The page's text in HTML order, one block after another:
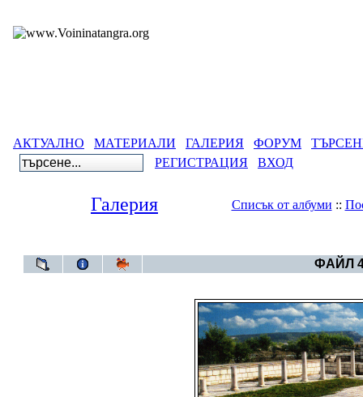
АКТУАЛНО МАТЕРИАЛИ ГАЛЕРИЯ ФОРУМ
РЕГИСТРАЦИЯ
ВХОД
Галерия Списък от албуми ::
ФАЙЛ